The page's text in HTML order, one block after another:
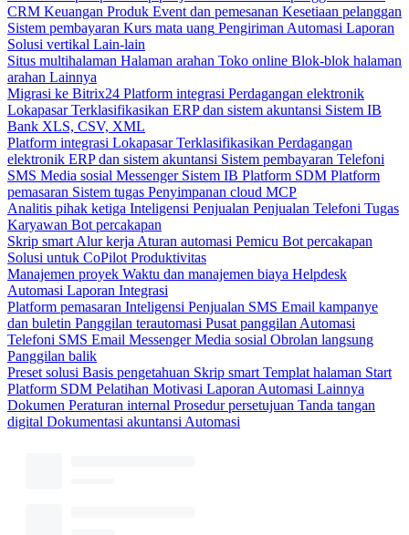
CRM Keuangan Produk Event dan pemesanan Kesetiaan pelanggan
Sistem pembayaran Kurs mata uang Pengiriman Automasi Laporan
Solusi vertikal Lain-lain
Situs multihalaman Halaman arahan Toko online Blok-blok halaman
arahan Lainnya
Migrasi ke Bitrix24 Platform integrasi Perdagangan elektronik
Lokapasar Terklasifikasikan ERP dan sistem akuntansi Sistem IB
Bank XLS, CSV, XML
Platform integrasi Lokapasar Terklasifikasikan Perdagangan
elektronik ERP dan sistem akuntansi Sistem pembayaran Telefoni
SMS Media sosial Messenger Sistem IB Platform SDM Platform
pemasaran Sistem tugas Penyimpanan cloud MCP
Analitis pihak ketiga Inteligensi Penjualan Penjualan Telefoni Tugas
Karyawan Bot percakapan
Skrip smart Alur kerja Aturan automasi Pemicu Bot percakapan
Solusi untuk CoPilot Produktivitas
Manajemen proyek Waktu dan manajemen biaya Helpdesk
Automasi Laporan Integrasi
Platform pemasaran Inteligensi Penjualan SMS Email kampanye
dan buletin Panggilan terautomasi Pusat panggilan Automasi
Telefoni SMS Email Messenger Media sosial Obrolan langsung
Panggilan balik
Preset solusi Basis pengetahuan Skrip smart Templat halaman Start
Platform SDM Pelatihan Motivasi Laporan Automasi Lainnya
Dokumen Peraturan internal Prosedur persetujuan Tanda tangan
digital Dokumentasi akuntansi Automasi